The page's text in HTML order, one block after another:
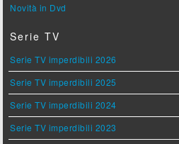
Novità in Dvd
Serie TV
Serie TV imperdibili 2026
Serie TV imperdibili 2025
Serie TV imperdibili 2024
Serie TV imperdibili 2023